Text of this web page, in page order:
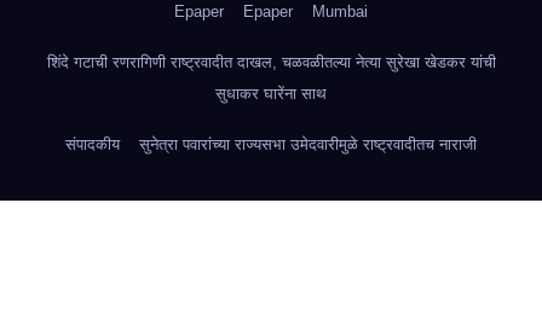
Epaper Epaper Mumbai
शिंदे गटाची रणरागिणी राष्ट्रवादीत दाखल, चळवळीतल्या नेत्या सुरेखा खेडकर यांची
सुधाकर घारेंना साथ
संपादकीय सुनेत्रा पवारांच्या राज्यसभा उमेदवारीमुळे राष्ट्रवादीतच नाराजी